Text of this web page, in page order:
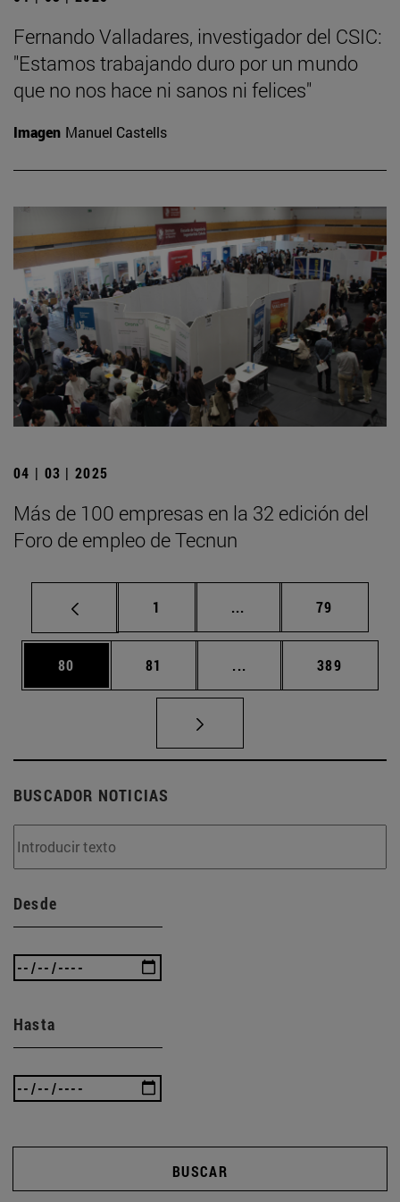
Fernando Valladares, investigador del CSIC:
"Estamos trabajando duro por un mundo
que no nos hace ni sanos ni felices"
Imagen Manuel Castells
04 | 03 | 2025
Más de 100 empresas en la 32 edición del
Foro de empleo de Tecnun
Página
1 ... Páginas intermedias
Página
79
Página
80 Página
81 ... Páginas intermedias
Página
389
BUSCADOR NOTICIAS
Desde
Hasta
BUSCAR